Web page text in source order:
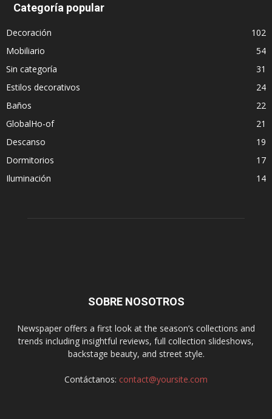
Categoría popular
Decoración
102
Mobiliario
54
Sin categoría
31
Estilos decorativos
24
Baños
22
GlobalHo-of
21
Descanso
19
Dormitorios
17
Iluminación
14
SOBRE NOSOTROS
Newspaper offers a first look at the season’s collections and
trends including insightful reviews, full collection slideshows,
backstage beauty, and street style.
Contáctanos: contact@yoursite.com